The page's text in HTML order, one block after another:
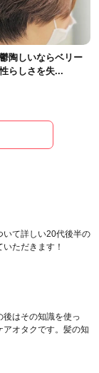
陶しいならベリー
らしさを失...
いて詳しい20代後半の
ただきます！
はその知識を使っ
オタクです。髪の知